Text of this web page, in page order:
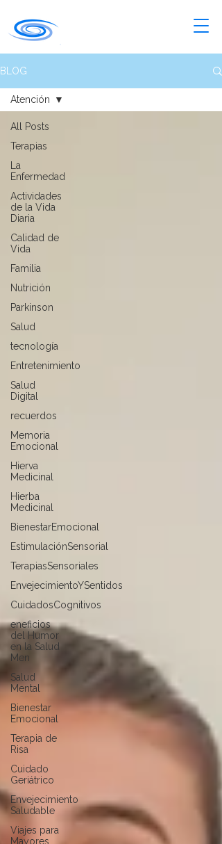
BLOG
All Posts
Terapias
La
Enfermedad
Actividades
de la Vida
Diaria
Calidad de
Vida
Familia
Nutrición
Parkinson
Salud
tecnología
Entretenimiento
Salud
Digital
recuerdos
Memoria
Emocional
Hierva
Medicinal
Hierba
Medicinal
BienestarEmocional
EstimulaciónSensorial
TerapiasSensoriales
EnvejecimientoYSentidos
CuidadosCognitivos
eneficios
del Humor
en la Salud
Men
Salud
Mental
Bienestar
Emocional
Terapia de
Risa
Cuidado
Geriátrico
Envejecimiento
Saludable
Viajes para
Mayores
Atención